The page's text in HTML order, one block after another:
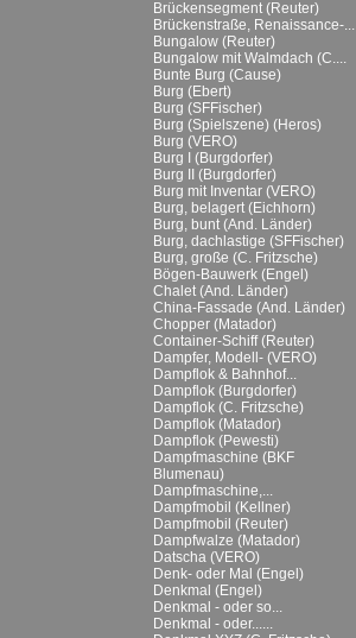
Brückensegment (Reuter)
Brückenstraße, Renaissance-...
Bungalow (Reuter)
Bungalow mit Walmdach (C....
Bunte Burg (Cause)
Burg (Ebert)
Burg (SFFischer)
Burg (Spielszene) (Heros)
Burg (VERO)
Burg I (Burgdorfer)
Burg II (Burgdorfer)
Burg mit Inventar (VERO)
Burg, belagert (Eichhorn)
Burg, bunt (And. Länder)
Burg, dachlastige (SFFischer)
Burg, große (C. Fritzsche)
Bögen-Bauwerk (Engel)
Chalet (And. Länder)
China-Fassade (And. Länder)
Chopper (Matador)
Container-Schiff (Reuter)
Dampfer, Modell- (VERO)
Dampflok & Bahnhof...
Dampflok (Burgdorfer)
Dampflok (C. Fritzsche)
Dampflok (Matador)
Dampflok (Pewesti)
Dampfmaschine (BKF
Blumenau)
Dampfmaschine,...
Dampfmobil (Kellner)
Dampfmobil (Reuter)
Dampfwalze (Matador)
Datscha (VERO)
Denk- oder Mal (Engel)
Denkmal (Engel)
Denkmal - oder so...
Denkmal - oder......